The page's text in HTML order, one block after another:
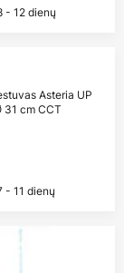
- 12 dienų
Asteria UP
31 cm CCT
- 11 dienų